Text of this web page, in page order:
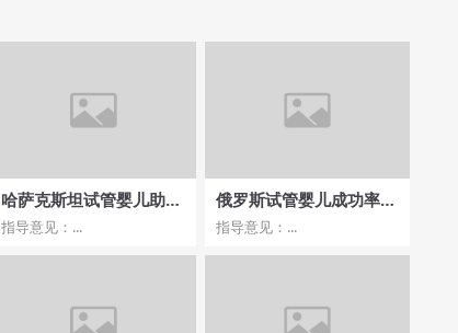
哈萨克斯坦试管婴儿助孕
服务优质，技术可靠
指导意见：...
俄罗斯试管婴儿成功率哪
家医院更有优势？
指导意见：...